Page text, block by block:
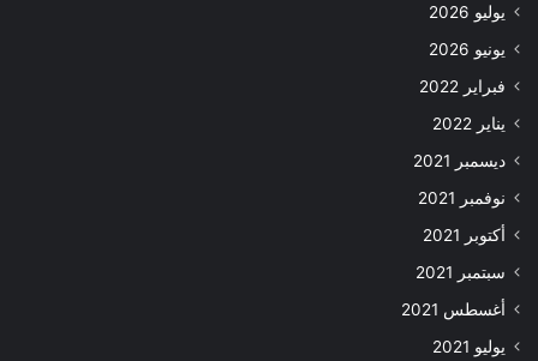
يوليو 2026
يونيو 2026
فبراير 2022
يناير 2022
ديسمبر 2021
نوفمبر 2021
أكتوبر 2021
سبتمبر 2021
أغسطس 2021
يوليو 2021